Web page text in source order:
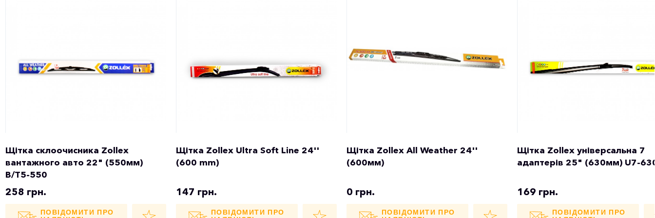
Щітка склоочисника Zollex
вантажного авто 22" (550мм)
B/T5-550
258 грн.
ПОВІДОМИТИ ПРО
Щітка Zollex Ultra Soft Line 24''
(600 mm)
147 грн.
ПОВІДОМИТИ ПРО
Щітка Zollex All Weather 24''
(600мм)
0 грн.
ПОВІДОМИТИ ПРО
Щітка Zollex універсальна 7
адаптерів 25" (630мм) U7-
169 грн.
ПОВІДОМИТИ ПРО